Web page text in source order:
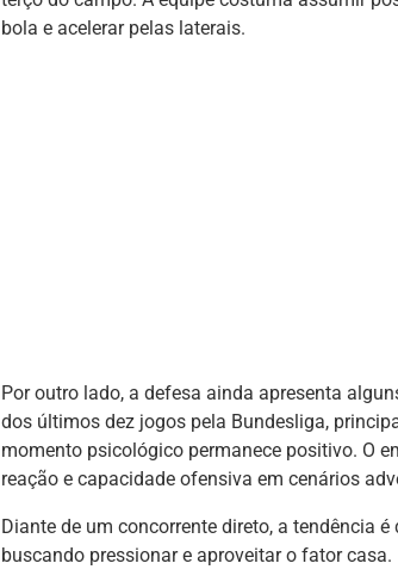
bola e acelerar pelas laterais.
Por outro lado, a defesa ainda apresenta
dos últimos dez jogos pela Bundesliga,
momento psicológico permanece positivo. O
reação e capacidade ofensiva em cenários
Diante de um concorrente direto, a tendência
buscando pressionar e aproveitar o fator casa.